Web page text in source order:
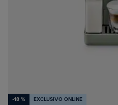
-18 % EXCLUSIVO ONLINE